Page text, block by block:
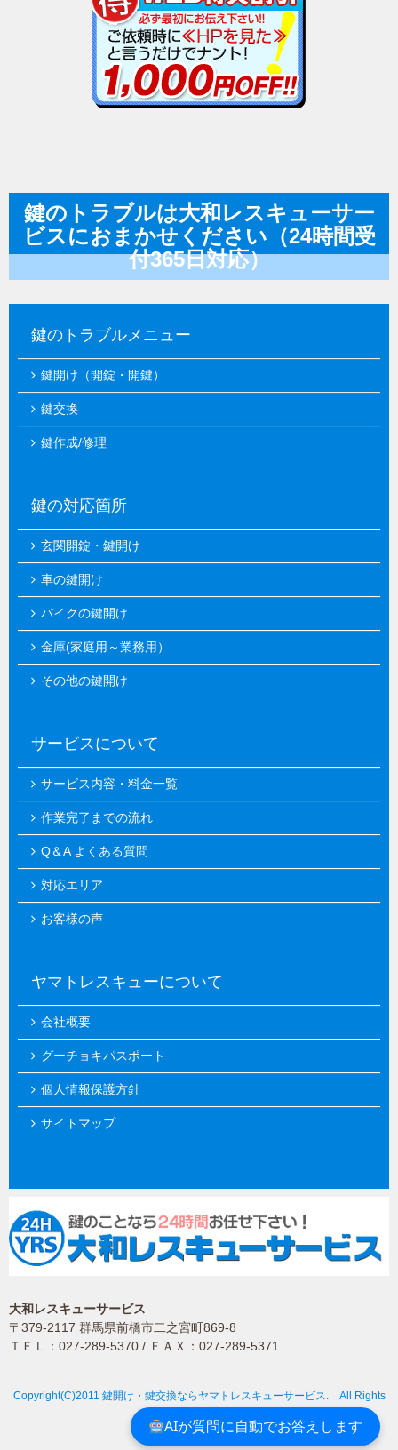
鍵のトラブルは大和レスキューサー
ビスにおまかせください（24時間受
付365日対応）
鍵のトラブルメニュー
鍵開け（開錠・開鍵）
鍵交換
鍵作成/修理
鍵の対応箇所
玄関開錠・鍵開け
車の鍵開け
バイクの鍵開け
金庫(家庭用～業務用）
その他の鍵開け
サービスについて
サービス内容・料金一覧
作業完了までの流れ
Q＆A よくある質問
対応エリア
お客様の声
ヤマトレスキューについて
会社概要
グーチョキパスポート
個人情報保護方針
サイトマップ
大和レスキューサービス
〒379-2117 群馬県前橋市二之宮町869-8
ＴＥＬ：027-289-5370 / ＦＡＸ：027-289-5371
Copyright(C)2011 鍵開け・鍵交換ならヤマトレスキューサービス. All Rights
AIが質問に自動でお答えします